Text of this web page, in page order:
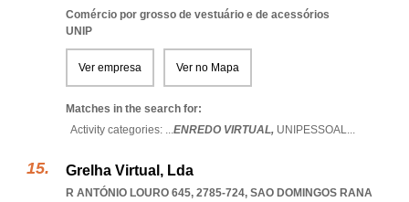
Comércio por grosso de vestuário e de acessórios
UNIP
Ver empresa Ver no Mapa
Matches in the search for:
Activity categories: ...ENREDO VIRTUAL, UNIPESSOAL...
Grelha Virtual, Lda
R ANTÓNIO LOURO 645, 2785-724, SAO DOMINGOS RANA